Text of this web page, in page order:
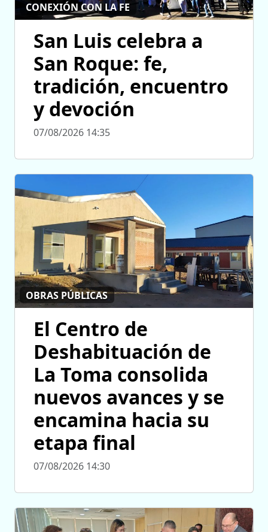
CONEXIÓN CON LA FE
San Luis celebra a
San Roque: fe,
tradición, encuentro
y devoción
07/08/2026 14:35
OBRAS PÚBLICAS
El Centro de
Deshabituación de
La Toma consolida
nuevos avances y se
encamina hacia su
etapa final
07/08/2026 14:30